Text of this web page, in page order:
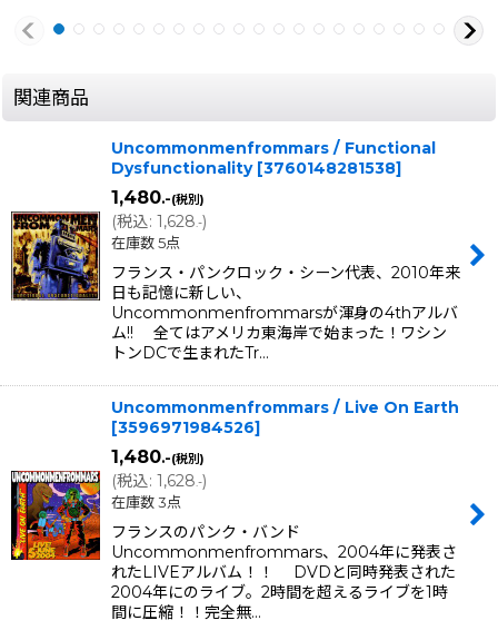
関連商品
Uncommonmenfrommars / Functional
Dysfunctionality [3760148281538]
1,480.-(税別)
(税込: 1,628.-)
在庫数 5点
フランス・パンクロック・シーン代表、2010年来
日も記憶に新しい、
Uncommonmenfrommarsが渾身の4thアルバ
ム!! 全てはアメリカ東海岸で始まった！ワシン
トンDCで生まれたTr…
Uncommonmenfrommars / Live On Earth
[3596971984526]
1,480.-(税別)
(税込: 1,628.-)
在庫数 3点
フランスのパンク・バンド
Uncommonmenfrommars、2004年に発表さ
れたLIVEアルバム！！ DVDと同時発表された
2004年にのライブ。2時間を超えるライブを1時
間に圧縮！！完全無…